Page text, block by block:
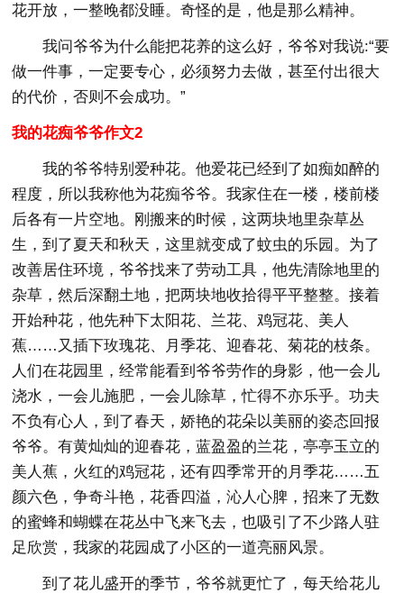
花开放，一整晚都没睡。奇怪的是，他是那么精神。
我问爷爷为什么能把花养的这么好，爷爷对我说:“要
做一件事，一定要专心，必须努力去做，甚至付出很大
的代价，否则不会成功。”
我的花痴爷爷作文2
我的爷爷特别爱种花。他爱花已经到了如痴如醉的
程度，所以我称他为花痴爷爷。我家住在一楼，楼前楼
后各有一片空地。刚搬来的时候，这两块地里杂草丛
生，到了夏天和秋天，这里就变成了蚊虫的乐园。为了
改善居住环境，爷爷找来了劳动工具，他先清除地里的
杂草，然后深翻土地，把两块地收拾得平平整整。接着
开始种花，他先种下太阳花、兰花、鸡冠花、美人
蕉……又插下玫瑰花、月季花、迎春花、菊花的枝条。
人们在花园里，经常能看到爷爷劳作的身影，他一会儿
浇水，一会儿施肥，一会儿除草，忙得不亦乐乎。功夫
不负有心人，到了春天，娇艳的花朵以美丽的姿态回报
爷爷。有黄灿灿的迎春花，蓝盈盈的兰花，亭亭玉立的
美人蕉，火红的鸡冠花，还有四季常开的月季花……五
颜六色，争奇斗艳，花香四溢，沁人心脾，招来了无数
的蜜蜂和蝴蝶在花丛中飞来飞去，也吸引了不少路人驻
足欣赏，我家的花园成了小区的一道亮丽风景。
到了花儿盛开的季节，爷爷就更忙了，每天给花儿